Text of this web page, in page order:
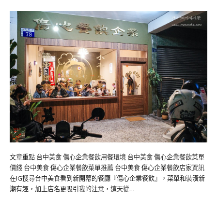
文章重點 台中美食 傷心企業餐飲用餐環境 台中美食 傷心企業餐飲菜單
價錢 台中美食 傷心企業餐飲菜單推薦 台中美食 傷心企業餐飲店家資訊
在IG搜尋台中美食看到新開幕的餐廳『傷心企業餐飲』，菜單和裝潢新
潮有趣，加上店名更吸引我的注意，這天從…